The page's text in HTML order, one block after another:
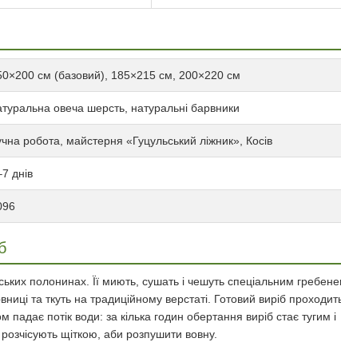
см (базовий), 185×215 см, 200×220 см
овеча шерсть, натуральні барвники
робота, майстерня «Гуцульський ліжник», Косів
днів
полонинах. Її миють, сушать і чешуть спеціальним
та ткуть на традиційному верстаті. Готовий виріб
потік води: за кілька годин обертання виріб стає тугим і
щіткою, аби розпушити вовну.